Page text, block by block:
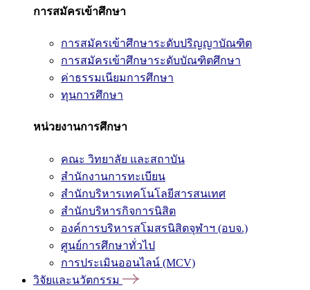
การสมัครเข้าศึกษา
การสมัครเข้าศึกษาระดับปริญญาบัณฑิต
การสมัครเข้าศึกษาระดับบัณฑิตศึกษา
ค่าธรรมเนียมการศึกษา
ทุนการศึกษา
หน่วยงานการศึกษา
คณะ วิทยาลัย และสถาบัน
สำนักงานการทะเบียน
สำนักบริหารเทคโนโลยีสารสนเทศ
สำนักบริหารกิจการนิสิต
องค์การบริหารสโมสรนิสิตจุฬาฯ (อบจ.)
ศูนย์การศึกษาทั่วไป
การประเมินออนไลน์ (MCV)
วิจัยและนวัตกรรม